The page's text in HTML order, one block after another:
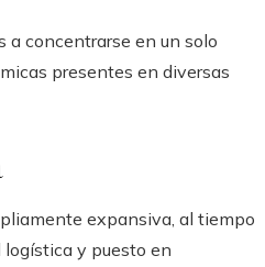
a concentrarse en un solo
presentes en diversas
expansiva, al tiempo
logística y puesto en